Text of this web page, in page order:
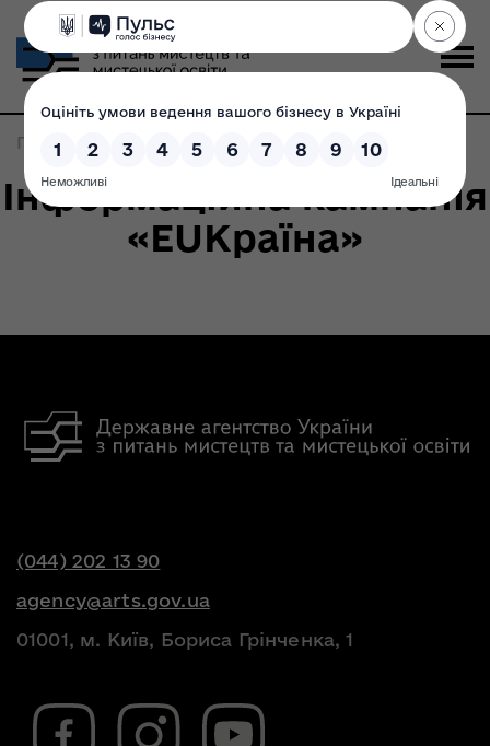
Головна Записи по метке: EUКраїна
Інформаційна кампанія
«EUКраїна»
(044) 202 13 90
agency@arts.gov.ua
01001, м. Київ, Бориса Грінченка, 1